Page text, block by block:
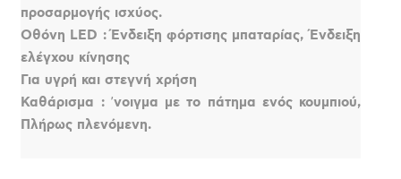
προσαρμογής ισχύος.
Οθόνη LED : Ένδειξη φόρτισης μπαταρίας, Ένδειξη
ελέγχου κίνησης
Για υγρή και στεγνή χρήση
Καθάρισμα : ʼνοιγμα με το πάτημα ενός κουμπιού,
Πλήρως πλενόμενη.